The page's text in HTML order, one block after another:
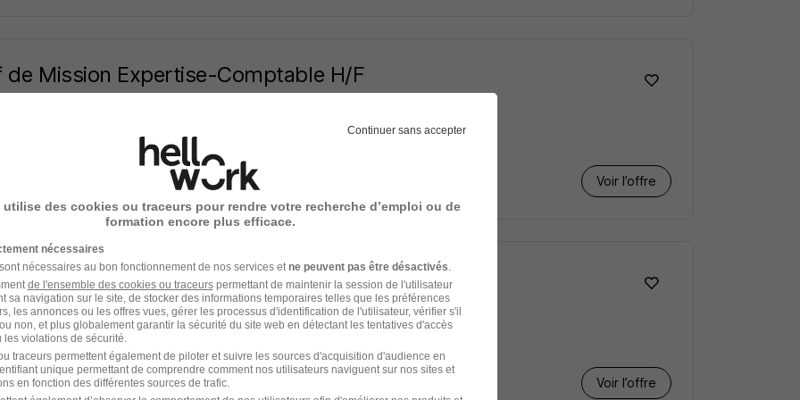
de Mission Expertise-Comptable H/F
Super recruteur
au-Mont-d'Or - 69 CDI Télétravail partiel
Voir l’offre
H/F
Lyon
au-Mont-d'Or - 69
Voir l’offre
Continuer sans accepter
utilise des cookies ou traceurs pour rendre votre recherche d’emploi ou de
formation encore plus efficace.
nécessaires
nécessaires au bon fonctionnement de nos services et ne peuvent pas être désactivés
de l'ensemble des cookies ou traceurspermettant de maintenir la session de l'utilisateur
sa navigation sur le site, de stocker des informations temporaires telles que les préférences
les annonces ou les offres vues, gérer les processus d'identification de l'utilisateur, vérifier s'il
non, et plus globalement garantir la sécurité du site web en détectant les tentatives d'accès
violations de sécurité.
traceurs permettent également de piloter et suivre les sources d'acquisition d'audience en
unique permettant de comprendre comment nos utilisateurs naviguent sur nos sites et
en fonction des différentes sources de trafic.